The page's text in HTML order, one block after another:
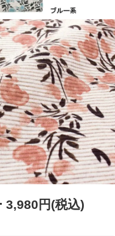
3,980円(税込)